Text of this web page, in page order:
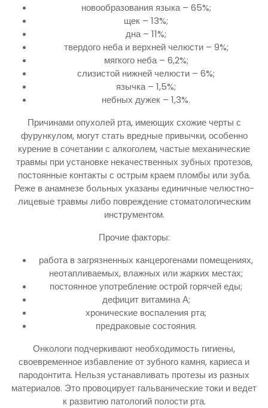
новообразования языка – 65%;
щек – 13%;
дна – 11%;
твердого неба и верхней челюсти – 9%;
мягкого неба – 6,2%;
слизистой нижней челюсти – 6%;
язычка – 1,5%;
небных дужек – 1,3%.
Причинами опухолей рта, имеющих схожие черты с
фурункулом, могут стать вредные привычки, особенно
курение в сочетании с алкоголем, частые механические
травмы при установке некачественных зубных протезов,
постоянные контакты с острым краем пломбы или зуба.
Реже в анамнезе больных указаны единичные челюстно-
лицевые травмы либо повреждение стоматологическим
инструментом.
Прочие факторы:
работа в загрязненных канцерогенами помещениях,
неотапливаемых, влажных или жарких местах;
постоянное употребление острой горячей еды;
дефицит витамина А;
хронические воспаления рта;
предраковые состояния.
Онкологи подчеркивают необходимость гигиены,
своевременное избавление от зубного камня, кариеса и
пародонтита. Нельзя устанавливать протезы из разных
материалов. Это провоцирует гальванические токи и ведет
к развитию патологий полости рта.